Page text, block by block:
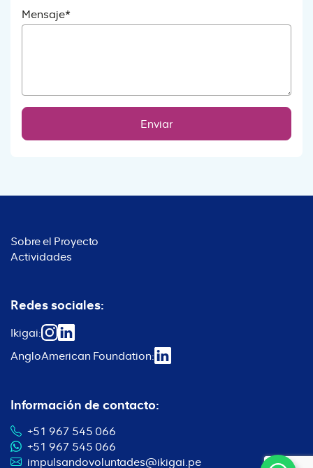
Mensaje*
Enviar
Sobre el Proyecto
Actividades
Redes sociales:
Ikigai:
AngloAmerican Foundation:
Información de contacto:
+51 967 545 066
+51 967 545 066
impulsandovoluntades@ikigai.pe